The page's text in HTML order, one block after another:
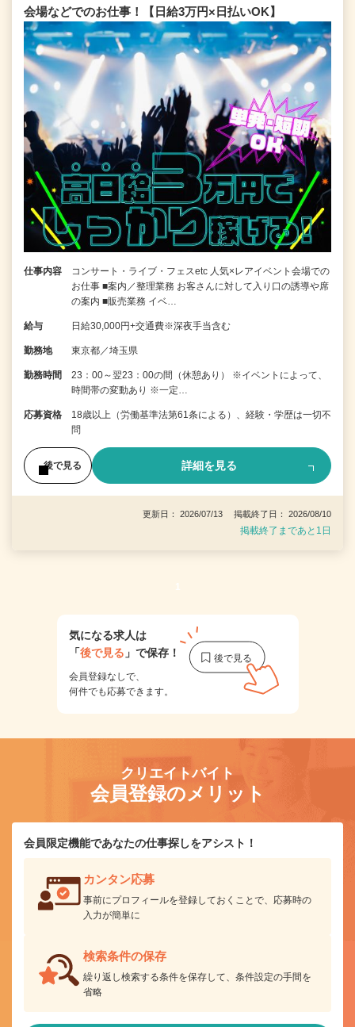
会場などでのお仕事！【日給3万円×日払いOK】
仕事内容
コンサート・ライブ・フェスetc 人気×レアイベント会場での
お仕事 ■案内／整理業務 お客さんに対して入り口の誘導や席
の案内 ■販売業務 イベ…
給与 日給30,000円+交通費※深夜手当含む
勤務地 東京都／埼玉県
勤務時間
23：00～翌23：00の間（休憩あり） ※イベントによって、
時間帯の変動あり ※一定…
応募資格
18歳以上（労働基準法第61条による）、経験・学歴は一切不
問
後で見る 詳細を見る
更新日： 2026/07/13 掲載終了日： 2026/08/10
掲載終了まであと1日
1
気になる求人は
「後で見る 」で保存！
会員登録なしで、
何件でも応募できます。
クリエイトバイト
会員登録のメリット
会員限定機能であなたの仕事探しをアシスト！
カンタン応募
事前にプロフィールを登録しておくことで、応募時の
入力が簡単に
検索条件の保存
繰り返し検索する条件を保存して、条件設定の手間を
省略